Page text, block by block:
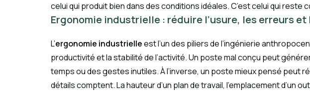
celui qui produit bien dans des conditions idéales. C’est celui qui
Ergonomie industrielle : réduire l’usure, les erreurs et
L’ergonomie industrielleest l’un des piliers de l’ingénierie
productivité et la stabilité de l’activité. Un poste mal conçu peut
temps ou des gestes inutiles. À l’inverse, un poste mieux pensé peut
détails comptent. La hauteur d’un plan de travail, l’emplacement d’un